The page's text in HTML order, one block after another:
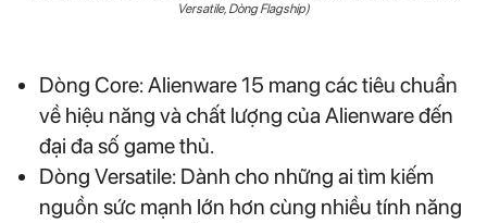
Versatile, Dòng Flagship)
Dòng Core: Alienware 15 mang các tiêu chuẩn
về hiệu năng và chất lượng của Alienware đến
đại đa số game thủ.
Dòng Versatile: Dành cho những ai tìm kiếm
nguồn sức mạnh lớn hơn cùng nhiều tính năng